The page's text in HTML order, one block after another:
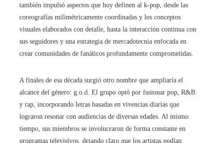
también impulsó aspectos que hoy definen al k-pop, desde las
coreografías milimétricamente coordinadas y los conceptos
visuales elaborados con detalle, hasta la interacción continua con
sus seguidores y una estrategia de mercadotecnia enfocada en
crear comunidades de fanáticos profundamente comprometidas.
A finales de esa década surgió otro nombre que ampliaría el
alcance del género: g.o.d. El grupo optó por fusionar pop, R&B
y rap, incorporando letras basadas en vivencias diarias que
lograron resonar con audiencias de diversas edades. Al mismo
tiempo, sus miembros se involucraron de forma constante en
programas televisivos, dejando claro que los artistas podían